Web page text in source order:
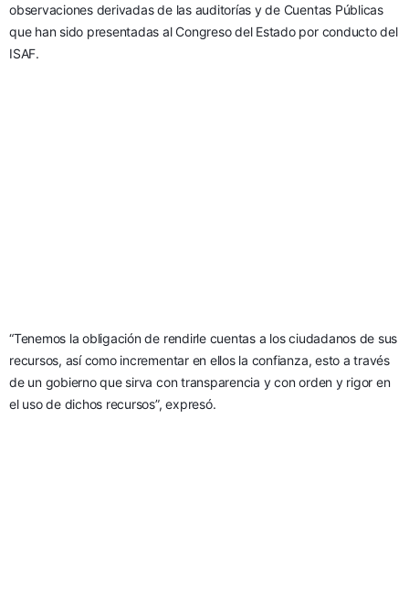
observaciones derivadas de las auditorías y de Cuentas Públicas
que han sido presentadas al Congreso del Estado por conducto del
ISAF.
“Tenemos la obligación de rendirle cuentas a los ciudadanos de sus
recursos, así como incrementar en ellos la confianza, esto a través
de un gobierno que sirva con transparencia y con orden y rigor en
el uso de dichos recursos”, expresó.